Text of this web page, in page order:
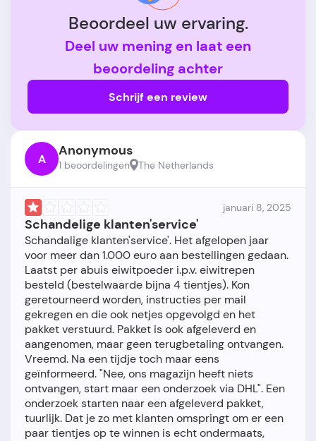
Beoordeel uw ervaring.
Deel uw mening en laat een
beoordeling achter
Schrijf een review
A Anonymous
1 beoordelingen The Netherlands
januari 8, 2025
Schandelige klanten'service'
Schandalige klanten'service'. Het afgelopen jaar
voor meer dan 1.000 euro aan bestellingen gedaan.
Laatst per abuis eiwitpoeder i.p.v. eiwitrepen
besteld (bestelwaarde bijna 4 tientjes). Kon
geretourneerd worden, instructies per mail
gekregen en die ook netjes opgevolgd en het
pakket verstuurd. Pakket is ook afgeleverd en
aangenomen, maar geen terugbetaling ontvangen.
Vreemd. Na een tijdje toch maar eens
geïnformeerd. "Nee, ons magazijn heeft niets
ontvangen, start maar een onderzoek via DHL". Een
onderzoek starten naar een afgeleverd pakket,
tuurlijk. Dat je zo met klanten omspringt om er een
paar tientjes op te winnen is echt ondermaats,